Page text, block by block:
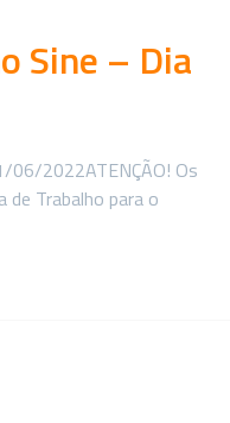
Sine – Dia
06/2022ATENÇÃO! Os
de Trabalho para o